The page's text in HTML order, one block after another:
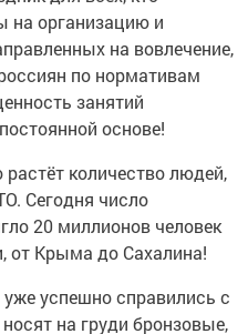
на организацию и
на вовлечение,
по нормативам
занятий
основе!
количество людей,
Сегодня число
20 миллионов человек
от Крыма до Сахалина!
успешно справились с
на груди бронзовые,